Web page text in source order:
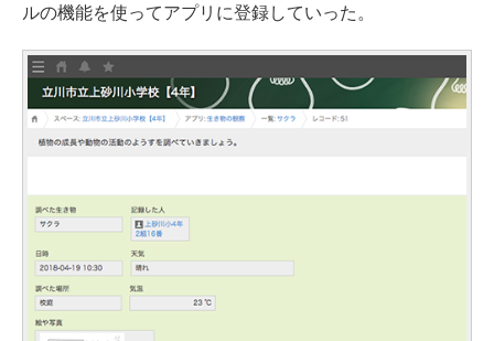
ルの機能を使ってアプリに登録していった。